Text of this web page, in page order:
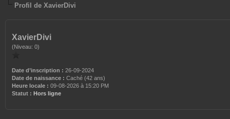
Profil de XavierDivi
XavierDivi
(Niveau: 0)
Date d’inscription : 26-09-2024
Date de naissance : Caché (42 ans)
Heure locale : 09-08-2026 à 15:20 PM
Statut : Hors ligne